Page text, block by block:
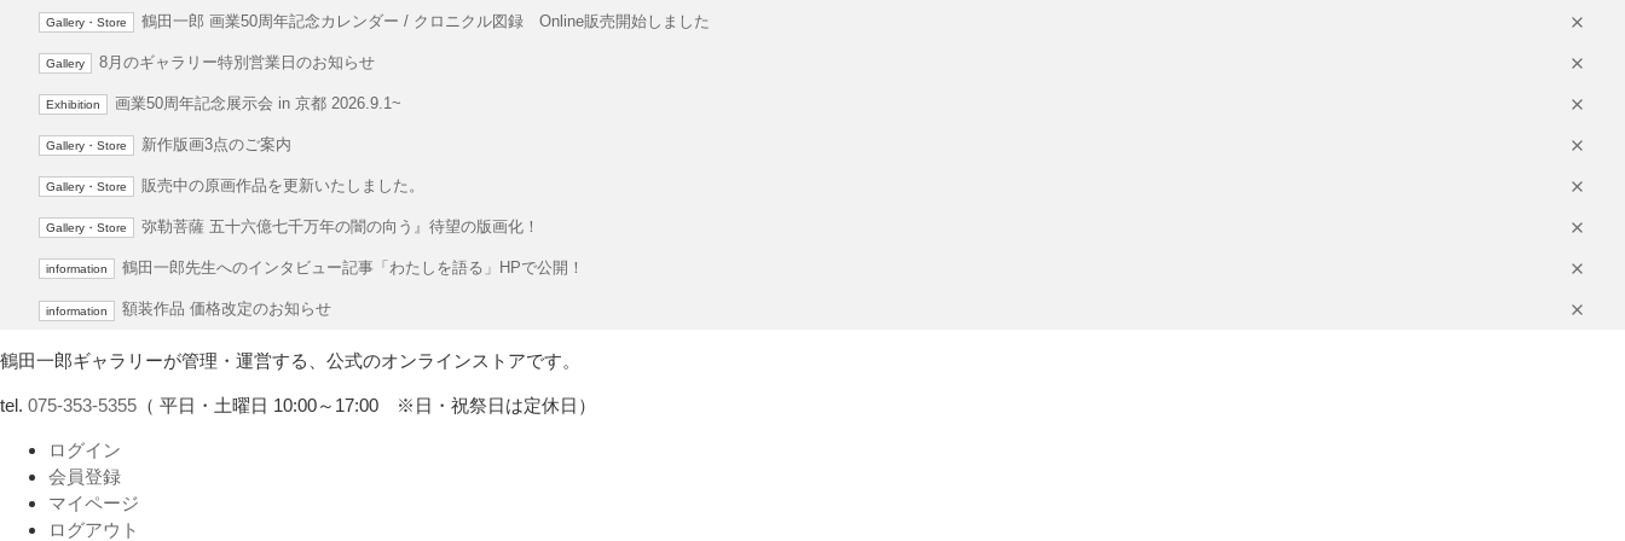
Gallery・Store 鶴田一郎 画業50周年記念カレンダー / クロニクル図録 Online販売開始しました
Gallery 8月のギャラリー特別営業日のお知らせ
Exhibition 画業50周年記念展示会 in 京都 2026.9.1~
Gallery・Store 新作版画3点のご案内
Gallery・Store 販売中の原画作品を更新いたしました。
Gallery・Store 弥勒菩薩 五十六億七千万年の闇の向う』待望の版画化！
information 鶴田一郎先生へのインタビュー記事「わたしを語る」HPで公開！
information 額装作品 価格改定のお知らせ
鶴田一郎ギャラリーが管理・運営する、公式のオンラインストアです。
tel. 075-353-5355 （ 平日・土曜日 10:00～17:00 ※日・祝祭日は定休日）
ログイン
会員登録
マイページ
ログアウト